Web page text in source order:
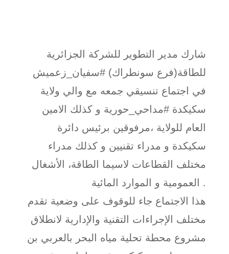
شارك مدير التطوير للشركة الجزائرية
للطاقة(فرع سونطراك) #سفيان_زعميش
في اجتماع تنسيقي جمعه مع والي ولاية
سكيكدة #مداحي_حورية و كذلك الامين
العام للولاية ،مرفوقين برئيس دائرة
سكيكدة و مدراء تقنيين و كذلك مدراء
مختلف القطاعات لاسيما الطاقة، الأشغال
العمومية و الموارد المائية .
هذا الاجتماع جاء للوقوف على وضعية تقدم
مختلف الإجراءات التقنية والإدارية لانطلاق
مشروع محطة تحلية مياه البحر بالعربي بن